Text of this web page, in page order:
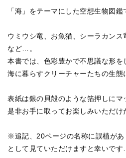
「海」をテーマにした空想生物図鑑
ウミウシ竜、お魚猫、シーラカン
など…。
本書では、色彩豊かで不思議な形を
海に暮らすクリーチャーたちの生態
表紙は銀の貝殻のような箔押しにマ
是非お手に取ってお楽しみいただけ
※追記、20ページの名称に誤植が
として見ていただけますと幸いです